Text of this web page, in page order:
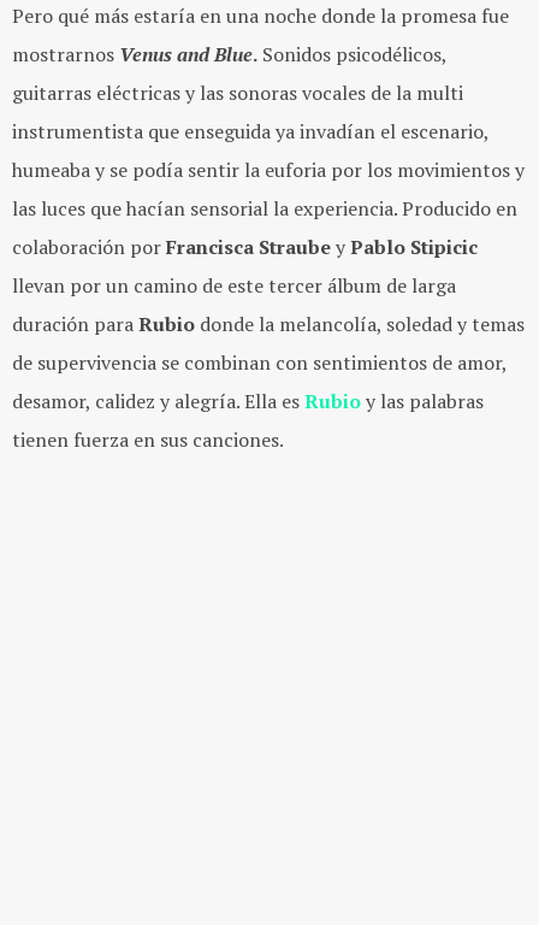
Pero qué más estaría en una noche donde la promesa fue
mostrarnos Venus and Blue. Sonidos psicodélicos,
guitarras eléctricas y las sonoras vocales de la multi
instrumentista que enseguida ya invadían el escenario,
humeaba y se podía sentir la euforia por los movimientos y
las luces que hacían sensorial la experiencia. Producido en
colaboración porFrancisca StraubeyPablo Stipicic
llevan por un camino de este tercer álbum de larga
duración paraRubio donde la melancolía, soledad y temas
de supervivencia se combinan con sentimientos de amor,
desamor, calidez y alegría. Ella esRubioy las palabras
tienen fuerza en sus canciones.